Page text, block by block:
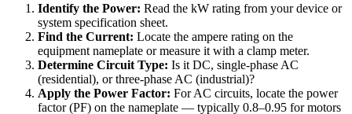
Identify the Power: Read the kW rating from your device or
system specification sheet.
Find the Current: Locate the ampere rating on the
equipment nameplate or measure it with a clamp meter.
Determine Circuit Type: Is it DC, single-phase AC
(residential), or three-phase AC (industrial)?
Apply the Power Factor: For AC circuits, locate the power
factor (PF) on the nameplate — typically 0.8–0.95 for motors